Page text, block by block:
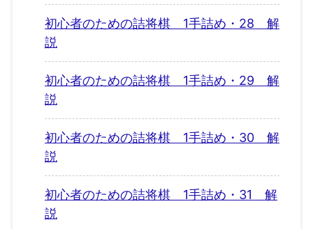
初心者のための詰将棋 1手詰め・28 解
説
初心者のための詰将棋 1手詰め・29 解
説
初心者のための詰将棋 1手詰め・30 解
説
初心者のための詰将棋 1手詰め・31 解
説